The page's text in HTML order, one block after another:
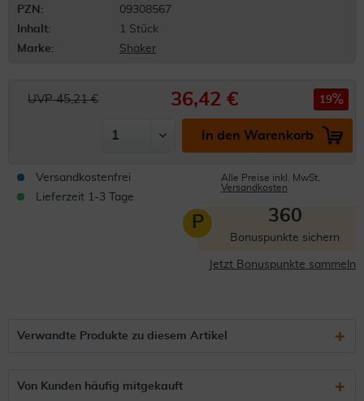
PZN:
09308567
Inhalt:
1 Stück
Marke:
Shaker
UVP 45,21 € 36,42 € 19
In den Warenkorb
Versandkostenfrei
Lieferzeit 1-3 Tage
Alle Preise inkl. MwSt.
Versandkosten
P 360
Bonuspunkte sichern
Jetzt Bonuspunkte sammeln
Verwandte Produkte zu diesem Artikel
Von Kunden häufig mitgekauft